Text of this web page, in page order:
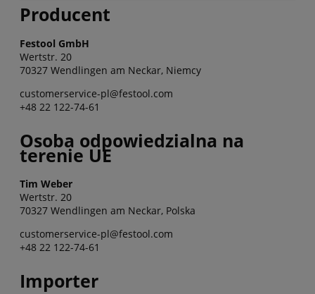
Producent
Festool GmbH
Wertstr. 20
70327 Wendlingen am Neckar, Niemcy
customerservice-pl@festool.com
+48 22 122-74-61
Osoba odpowiedzialna na
terenie UE
Tim Weber
Wertstr. 20
70327 Wendlingen am Neckar, Polska
customerservice-pl@festool.com
+48 22 122-74-61
Importer